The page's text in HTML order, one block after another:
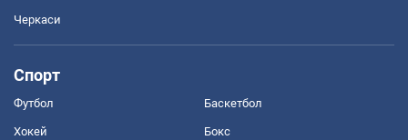
Черкаси
Спорт
Футбол Баскетбол
Хокей Бокс